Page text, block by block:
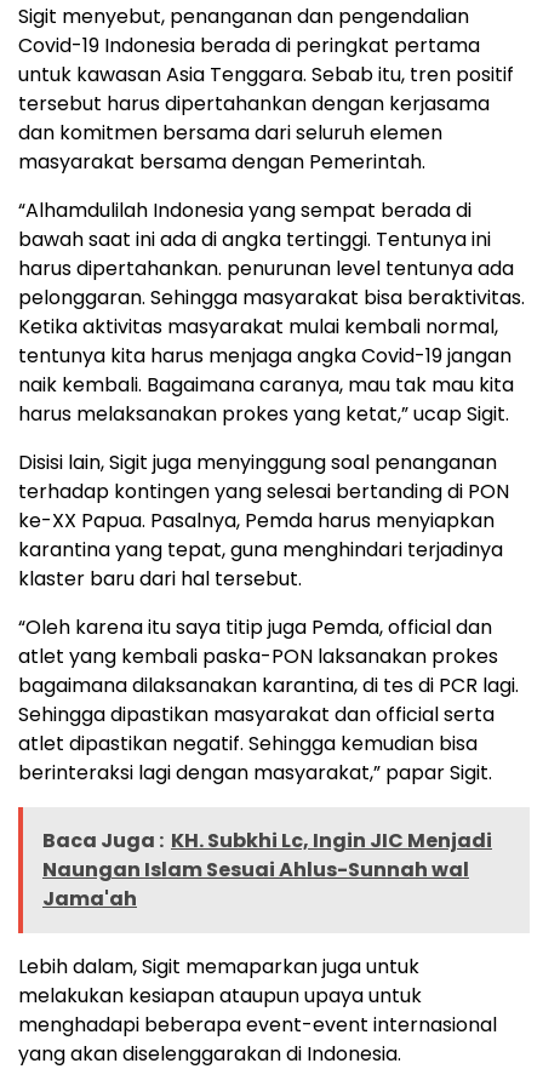
Sigit menyebut, penanganan dan pengendalian
Covid-19 Indonesia berada di peringkat pertama
untuk kawasan Asia Tenggara. Sebab itu, tren positif
tersebut harus dipertahankan dengan kerjasama
dan komitmen bersama dari seluruh elemen
masyarakat bersama dengan Pemerintah.
“Alhamdulilah Indonesia yang sempat berada di
bawah saat ini ada di angka tertinggi. Tentunya ini
harus dipertahankan. penurunan level tentunya ada
pelonggaran. Sehingga masyarakat bisa beraktivitas.
Ketika aktivitas masyarakat mulai kembali normal,
tentunya kita harus menjaga angka Covid-19 jangan
naik kembali. Bagaimana caranya, mau tak mau kita
harus melaksanakan prokes yang ketat,” ucap Sigit.
Disisi lain, Sigit juga menyinggung soal penanganan
terhadap kontingen yang selesai bertanding di PON
ke-XX Papua. Pasalnya, Pemda harus menyiapkan
karantina yang tepat, guna menghindari terjadinya
klaster baru dari hal tersebut.
“Oleh karena itu saya titip juga Pemda, official dan
atlet yang kembali paska-PON laksanakan prokes
bagaimana dilaksanakan karantina, di tes di PCR lagi.
Sehingga dipastikan masyarakat dan official serta
atlet dipastikan negatif. Sehingga kemudian bisa
berinteraksi lagi dengan masyarakat,” papar Sigit.
Baca Juga : KH. Subkhi Lc, Ingin JIC Menjadi
Naungan Islam Sesuai Ahlus-Sunnah wal
Jama'ah
Lebih dalam, Sigit memaparkan juga untuk
melakukan kesiapan ataupun upaya untuk
menghadapi beberapa event-event internasional
yang akan diselenggarakan di Indonesia.